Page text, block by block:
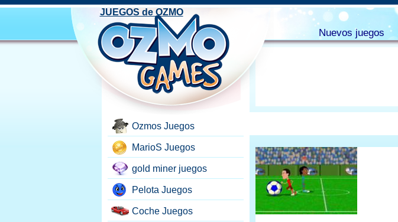
Ozmos Juegos
MarioS Juegos
gold miner juegos
Pelota Juegos
Coche Juegos
JUEGOS de OZMO
Nuevos juegos